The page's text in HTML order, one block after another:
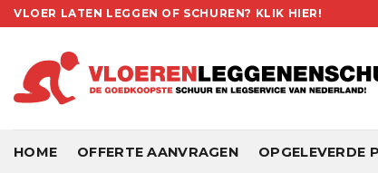
Skip
to
content
VLOER LATEN LEGGEN OF SCHUREN? KLIK HIER!
HOME OFFERTE AANVRAGEN OPGELEVERDE